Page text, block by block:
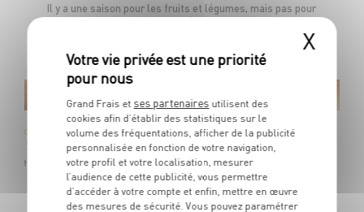
Il y a une saison pour les fruits et légumes, mais pas pour
les promotions.Toute l'année, retrouvez dans votre
Zélande
1 / Calibre 25
X
Grand Frais et ses partenaires utilisent des
cookies afin d’établir des statistiques sur le
volume des fréquentations, afficher de la publicité
personnalisée en fonction de votre navigation,
votre profil et votre localisation, mesurer
l’audience de cette publicité, vous permettre
d’accéder à votre compte et enfin, mettre en œuvre
des mesures de sécurité. Vous pouvez paramétrer